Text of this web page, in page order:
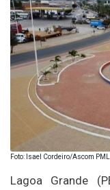
Foto: Isael Cordeiro/Ascom
Lagoa Grande